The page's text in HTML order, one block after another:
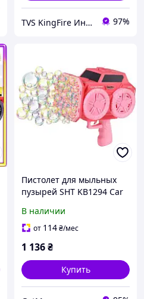
TVS KingFire Интернет магазин 97%
Пистолет для мыльных
пузырей SHT KB1294 Car
аккумуляторный,
розовый
В наличии
от 114₴/мес
1 136₴
Купить